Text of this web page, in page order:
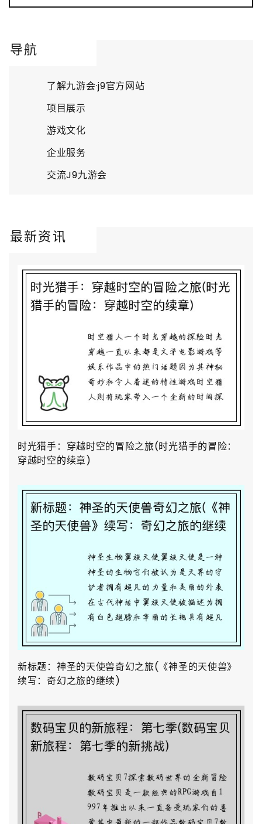
导航
了解九游会·j9官方网站
项目展示
游戏文化
企业服务
交流J9九游会
最新资讯
时光猎手：穿越时空的冒险之旅(时光猎手的冒险：
穿越时空的续章)
新标题：神圣的天使兽奇幻之旅(《神圣的天使兽》
续写：奇幻之旅的继续)